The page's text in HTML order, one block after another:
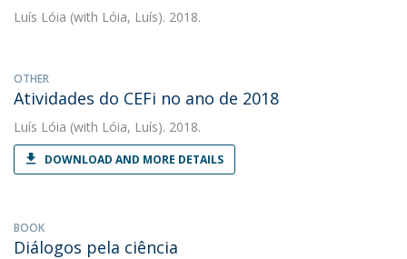
Luís Lóia (with Lóia, Luís). 2018.
OTHER
Atividades do CEFi no ano de 2018
Luís Lóia (with Lóia, Luís). 2018.
DOWNLOAD AND MORE DETAILS
BOOK
Diálogos pela ciência